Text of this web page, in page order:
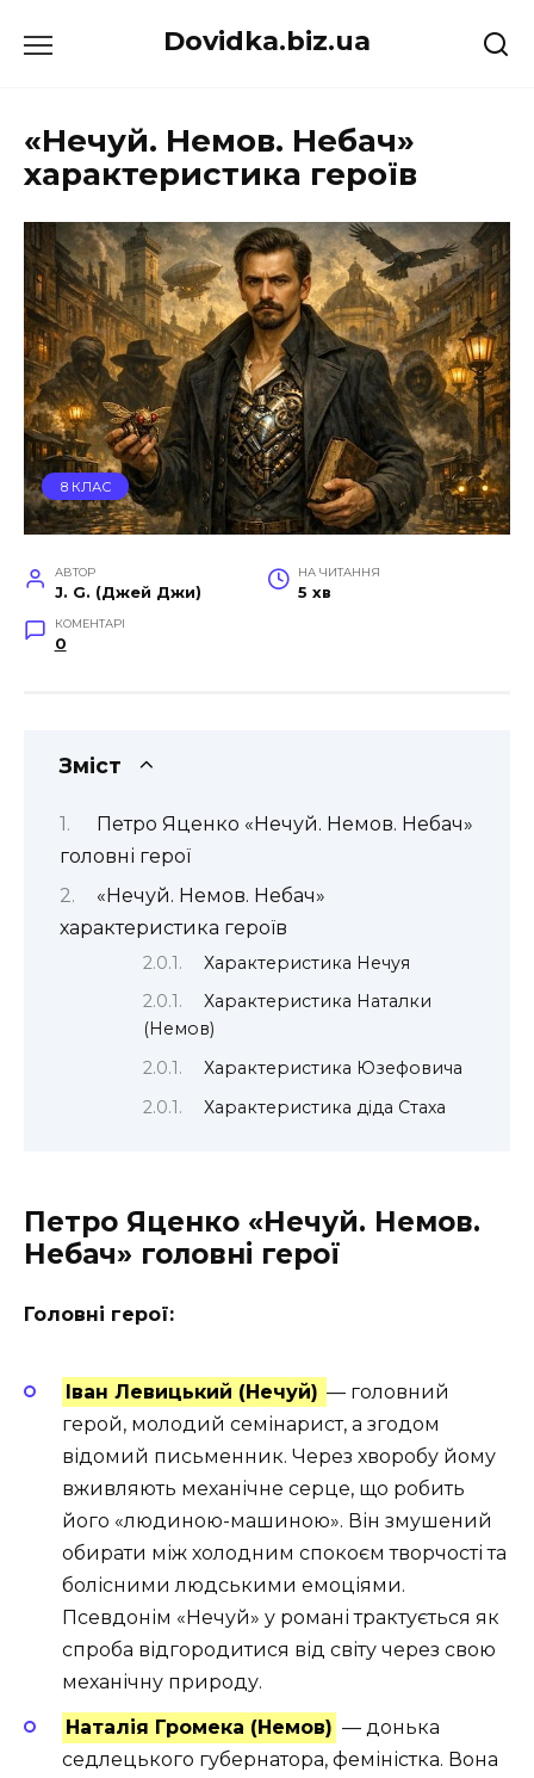
до
Dovidka.biz.ua
«Нечуй. Немов. Небач»
характеристика героїв
8 КЛАС
АВТОР
J. G. (Джей Джи)
НА ЧИТАННЯ
5 хв
КОМЕНТАРІ
0
Зміст
Петро Яценко «Нечуй. Немов. Небач»
головні герої
«Нечуй. Немов. Небач»
характеристика героїв
Характеристика Нечуя
Характеристика Наталки
(Немов)
Характеристика Юзефовича
Характеристика діда Стаха
Петро Яценко «Нечуй. Немов.
Небач» головні герої
Головні герої:
Іван Левицький (Нечуй) — головний
герой, молодий семінарист, а згодом
відомий письменник. Через хворобу йому
вживляють механічне серце, що робить
його «людиною-машиною». Він змушений
обирати між холодним спокоєм творчості та
болісними людськими емоціями.
Псевдонім «Нечуй» у романі трактується як
спроба відгородитися від світу через свою
механічну природу.
Наталія Громека (Немов) — донька
седлецького губернатора, феміністка. Вона